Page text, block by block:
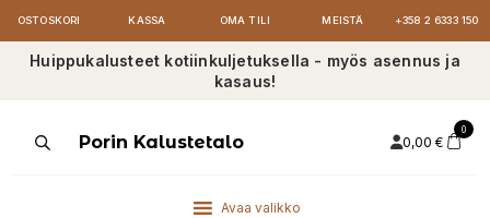
OSTOSKORI KASSA OMA TILI MEISTÄ +358 2 6333 150
Huippukalusteet kotiinkuljetuksella - myös asennus ja
kasaus!
ProductsPorin Kalustetalo 0,00 €
0
Avaa valikko